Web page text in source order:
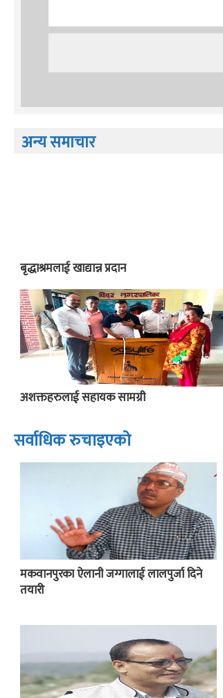
अन्य समाचार
बृद्धाश्रमलाई खाद्यान्न प्रदान
अशक्तहरुलाई सहायक सामग्री
सर्वाधिक रुचाइएको
मकवानपुरका ऐलानी जग्गालाई लालपुर्जा दिने
तयारी